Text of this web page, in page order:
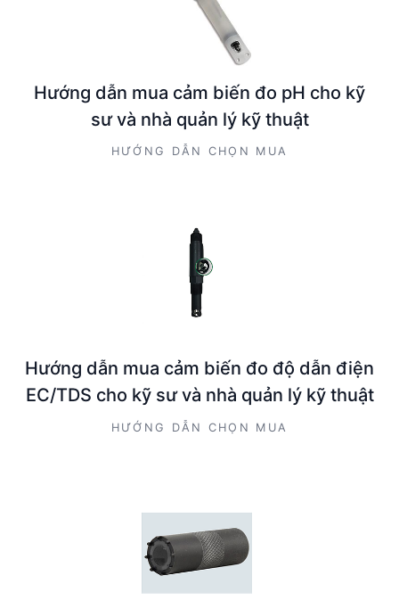
Hướng dẫn mua cảm biến đo pH cho kỹ
sư và nhà quản lý kỹ thuật
HƯỚNG DẪN CHỌN MUA
Hướng dẫn mua cảm biến đo độ dẫn điện
EC/TDS cho kỹ sư và nhà quản lý kỹ thuật
HƯỚNG DẪN CHỌN MUA